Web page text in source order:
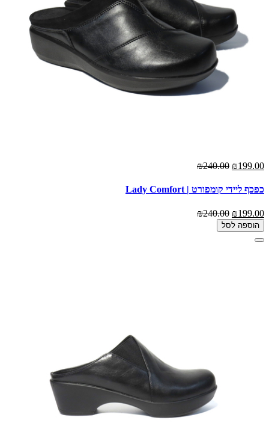
₪199.00
₪240.00
כפכף ליידי קומפורט | Lady Comfort
₪199.00
₪240.00
הוספה לסל